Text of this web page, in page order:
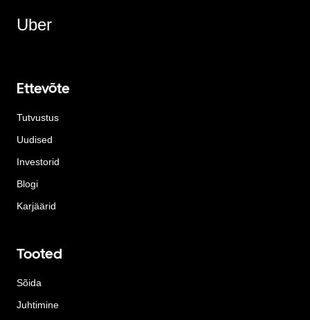
Uber
Ettevõte
Tutvustus
Uudised
Investorid
Blogi
Karjäärid
Tooted
Sõida
Juhtimine